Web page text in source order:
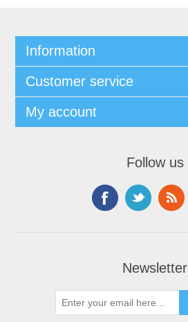
Information
Customer service
My account
Follow us
Newsletter